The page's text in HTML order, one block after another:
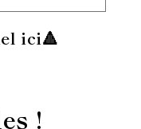
ici🔺
!